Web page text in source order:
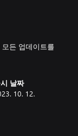
모든 업데이트를
날짜
10. 12.